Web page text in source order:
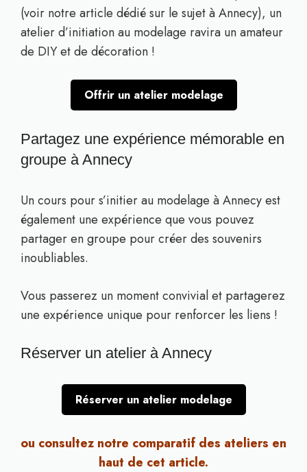
(voir notre article dédié sur le sujet à Annecy), un
atelier d’initiation au modelage ravira un amateur
de DIY et de décoration !
Offrir un atelier modelage
Partagez une expérience mémorable en
groupe à Annecy
Un cours pour s’initier au modelage à Annecy est
également une expérience que vous pouvez
partager en groupe pour créer des souvenirs
inoubliables.
Vous passerez un moment convivial et partagerez
une expérience unique pour renforcer les liens !
Réserver un atelier à Annecy
Réserver un atelier modelage
ou consultez notre comparatif des ateliers en
haut de cet article.